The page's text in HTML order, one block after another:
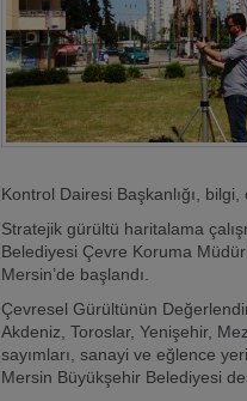
Kontrol Dairesi Başkanlığı,
Stratejik gürültü haritalama
Belediyesi Çevre Koruma
Mersin’de başlandı.
Çevresel Gürültünün
Akdeniz, Toroslar, Yenişehir,
sayımları, sanayi ve eğlence
Mersin Büyükşehir Belediyesi